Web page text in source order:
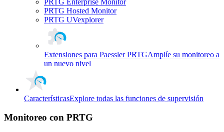
PRTG Hosted Monitor
PRTG UVexplorer
Extensiones para Paessler PRTGAmplíe su monitoreo a
un nuevo nivel
CaracterísticasExplore todas las funciones de supervisión
Monitoreo con PRTG